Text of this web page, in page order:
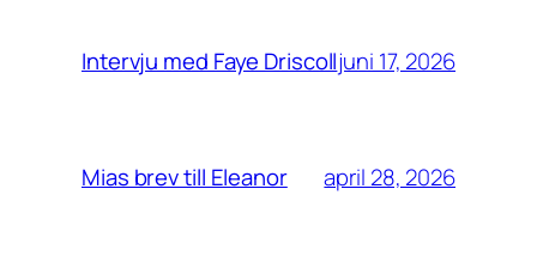
Intervju med Faye Driscolljuni 17, 2026
Mias brev till Eleanor april 28, 2026